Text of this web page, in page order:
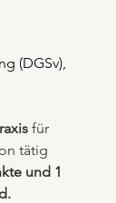
(DGSv),
für
tätig
und 1